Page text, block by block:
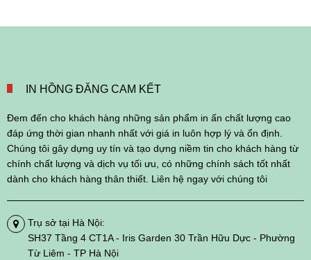
IN HỒNG ĐĂNG CAM KẾT
Đem đến cho khách hàng những sản phẩm in ấn chất lượng cao
đáp ứng thời gian nhanh nhất với giá in luôn hợp lý và ổn định.
Chúng tôi gây dựng uy tín và tạo dựng niềm tin cho khách hàng từ
chính chất lượng và dịch vụ tối ưu, có những chính sách tốt nhất
dành cho khách hàng thân thiết. Liên hệ ngay với chúng tôi
Trụ sở tại Hà Nội:
SH37 Tầng 4 CT1A - Iris Garden 30 Trần Hữu Dực - Phường
Từ Liêm - TP Hà Nội